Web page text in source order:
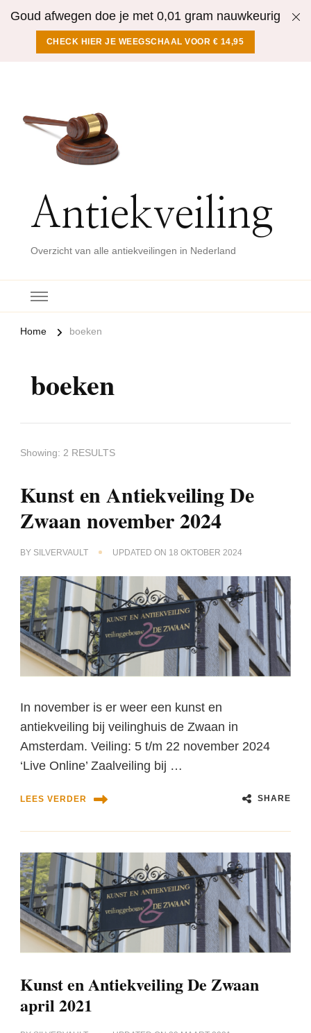
Goud afwegen doe je met 0,01 gram nauwkeurig
CHECK HIER JE WEEGSCHAAL VOOR € 14,95
Antiekveiling
Overzicht van alle antiekveilingen in Nederland
Home boeken
boeken
Showing: 2 RESULTS
Kunst en Antiekveiling De
Zwaan november 2024
BY SILVERVAULT UPDATED ON 18 OKTOBER 2024
In november is er weer een kunst en
antiekveiling bij veilinghuis de Zwaan in
Amsterdam. Veiling: 5 t/m 22 november 2024
‘Live Online’ Zaalveiling bij …
LEES VERDER SHARE
Kunst en Antiekveiling De Zwaan
april 2021